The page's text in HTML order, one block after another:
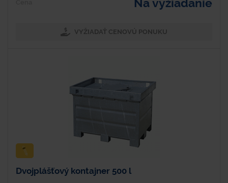
VYŽIADAŤ CENOVÚ PONUKU
Dvojplášťový kontajner 500 l